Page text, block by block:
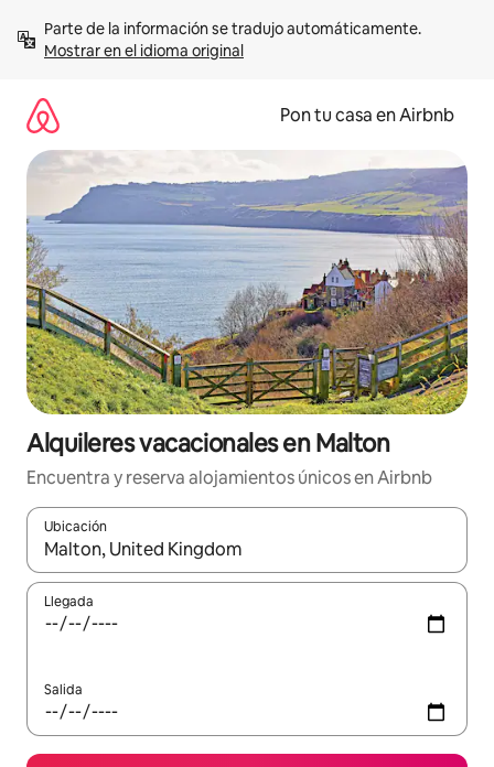
contenidoMostrar en el idioma original
Pon tu casa en Airbnb
Alquileres vacacionales en Malton
Encuentra y reserva alojamientos únicos en Airbnb
Ubicación
Cuando los resultados estén disponibles, navega con las
Llegada
Salida